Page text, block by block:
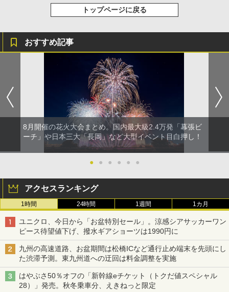
トップページに戻る
おすすめ記事
8月開催の花火大会まとめ。国内最大級2.4万発「幕張ビ
ーチ」や日本三大「長岡」など大型イベント目白押し！
● ● ● ● ● ●
アクセスランキング
1時間 24時間 1週間 1カ月
ユニクロ、今日から「お盆特別セール」。涼感シアサッカーワン
ピース待望値下げ、撥水ギアショーツは1990円に
九州の高速道路、お盆期間は松橋ICなど通行止め端末を先頭にし
た渋滞予測。東九州道への迂回は料金調整を実施
はやぶさ50％オフの「新幹線eチケット（トクだ値スペシャル
28）」発売。秋冬乗車分、えきねっと限定